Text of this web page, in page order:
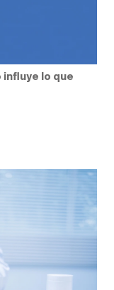
lo que